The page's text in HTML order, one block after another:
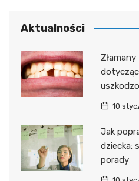
Aktualności
10
Jak
dziecka:
porady